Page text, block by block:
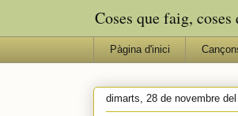
Coses que faig, coses
Pàgina d'inici
dimarts, 28 de novembre